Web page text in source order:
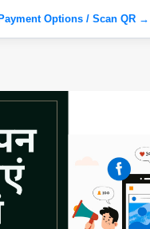
Options / Scan QR →